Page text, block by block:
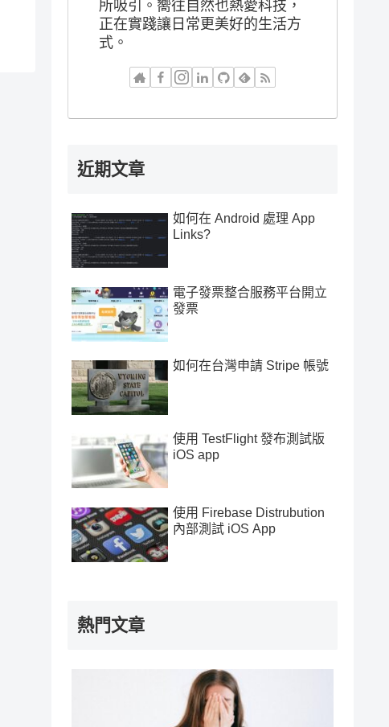
所吸引。嚮往自然也熱愛科技，
正在實踐讓日常更美好的生活方
式。
近期文章
如何在 Android 處理 App
Links?
電子發票整合服務平台開立
發票
如何在台灣申請 Stripe 帳號
使用 TestFlight 發布測試版
iOS app
使用 Firebase Distrubution
內部測試 iOS App
熱門文章